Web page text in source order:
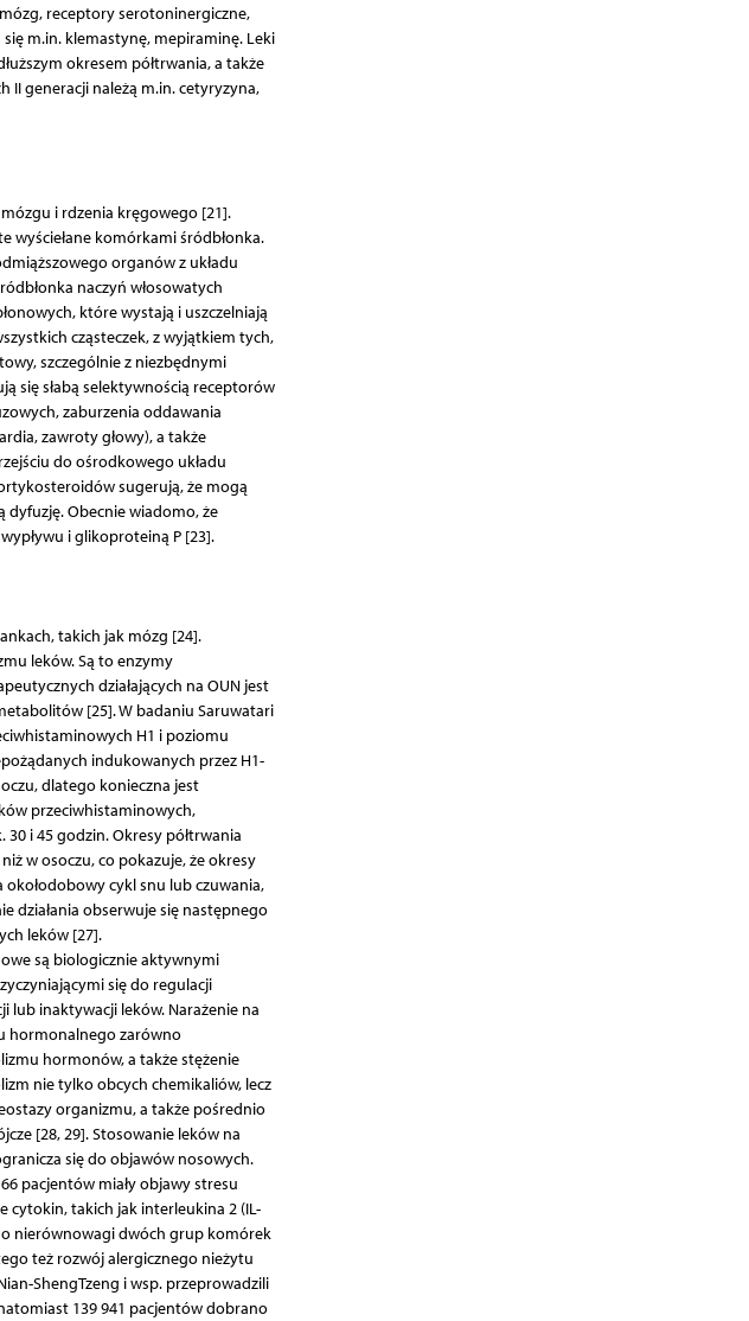
receptory serotoninergiczne,
m.in. klemastynę, mepiraminę. Leki
okresem półtrwania, a także
II generacji należą m.in. cetyryzyna,
i rdzenia kręgowego [21].
wyściełane komórkami śródbłonka.
organów z układu
naczyń włosowatych
które wystają i uszczelniają
cząsteczek, z wyjątkiem tych,
szczególnie z niezbędnymi
się słabą selektywnością receptorów
zaburzenia oddawania
zawroty głowy), a także
do ośrodkowego układu
sugerują, że mogą
dyfuzję. Obecnie wiadomo, że
i glikoproteiną P [23].
takich jak mózg [24].
leków. Są to enzymy
działających na OUN jest
[25]. W badaniu Saruwatari
H1 i poziomu
indukowanych przez H1-
dlatego konieczna jest
przeciwhistaminowych,
i 45 godzin. Okresy półtrwania
w osoczu, co pokazuje, że okresy
cykl snu lub czuwania,
działania obserwuje się następnego
leków [27].
są biologicznie aktywnymi
się do regulacji
lub inaktywacji leków. Narażenie na
hormonalnego zarówno
hormonów, a także stężenie
nie tylko obcych chemikaliów, lecz
organizmu, a także pośrednio
[28, 29]. Stosowanie leków na
się do objawów nosowych.
pacjentów miały objawy stresu
cytokin, takich jak interleukina 2 (IL-
nierównowagi dwóch grup komórek
też rozwój alergicznego nieżytu
ShengTzeng i wsp. przeprowadzili
139 941 pacjentów dobrano